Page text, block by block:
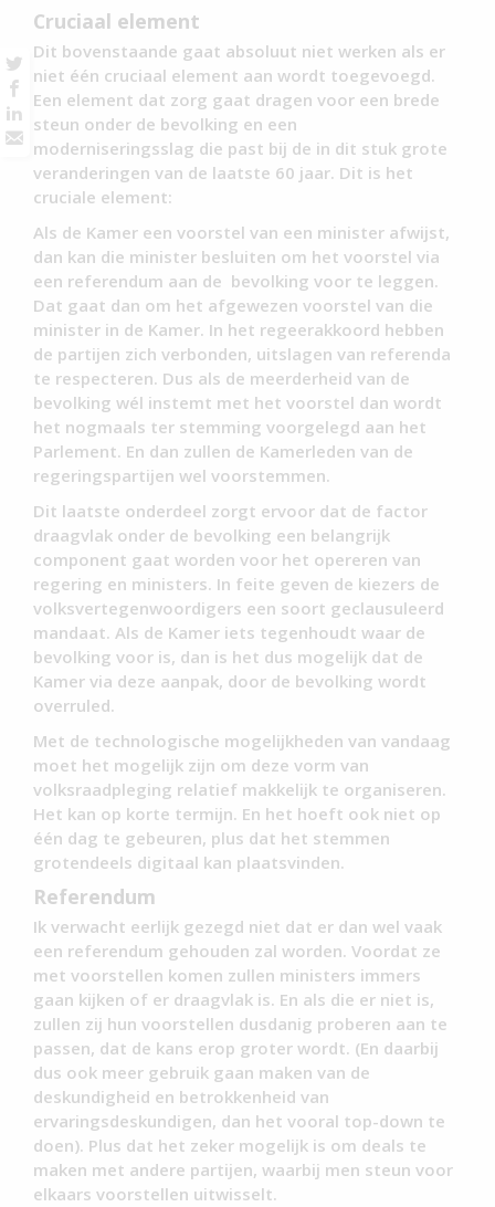
Cruciaal element
Dit bovenstaande gaat absoluut niet werken als er
niet één cruciaal element aan wordt toegevoegd.
Een element dat zorg gaat dragen voor een brede
steun onder de bevolking en een
moderniseringsslag die past bij de in dit stuk grote
veranderingen van de laatste 60 jaar. Dit is het
cruciale element:
Als de Kamer een voorstel van een minister afwijst,
dan kan die minister besluiten om het voorstel via
een referendum aan de bevolking voor te leggen.
Dat gaat dan om het afgewezen voorstel van die
minister in de Kamer. In het regeerakkoord hebben
de partijen zich verbonden, uitslagen van referenda
te respecteren. Dus als de meerderheid van de
bevolking wél instemt met het voorstel dan wordt
het nogmaals ter stemming voorgelegd aan het
Parlement. En dan zullen de Kamerleden van de
regeringspartijen wel voorstemmen.
Dit laatste onderdeel zorgt ervoor dat de factor
draagvlak onder de bevolking een belangrijk
component gaat worden voor het opereren van
regering en ministers. In feite geven de kiezers de
volksvertegenwoordigers een soort geclausuleerd
mandaat. Als de Kamer iets tegenhoudt waar de
bevolking voor is, dan is het dus mogelijk dat de
Kamer via deze aanpak, door de bevolking wordt
overruled.
Met de technologische mogelijkheden van vandaag
moet het mogelijk zijn om deze vorm van
volksraadpleging relatief makkelijk te organiseren.
Het kan op korte termijn. En het hoeft ook niet op
één dag te gebeuren, plus dat het stemmen
grotendeels digitaal kan plaatsvinden.
Referendum
Ik verwacht eerlijk gezegd niet dat er dan wel vaak
een referendum gehouden zal worden. Voordat ze
met voorstellen komen zullen ministers immers
gaan kijken of er draagvlak is. En als die er niet is,
zullen zij hun voorstellen dusdanig proberen aan te
passen, dat de kans erop groter wordt. (En daarbij
dus ook meer gebruik gaan maken van de
deskundigheid en betrokkenheid van
ervaringsdeskundigen, dan het vooral top-down te
doen). Plus dat het zeker mogelijk is om deals te
maken met andere partijen, waarbij men steun voor
elkaars voorstellen uitwisselt.